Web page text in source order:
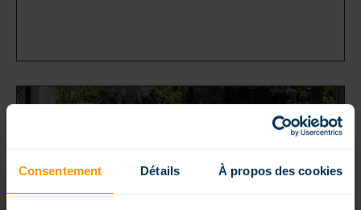
Consentement Détails À propos des cookies